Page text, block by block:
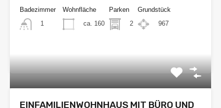
Badezimmer
1
Wohnfläche
ca. 160
Parken
2
Grundstück
967
€228.000
EINFAMILIENWOHNHAUS MIT BÜRO UND